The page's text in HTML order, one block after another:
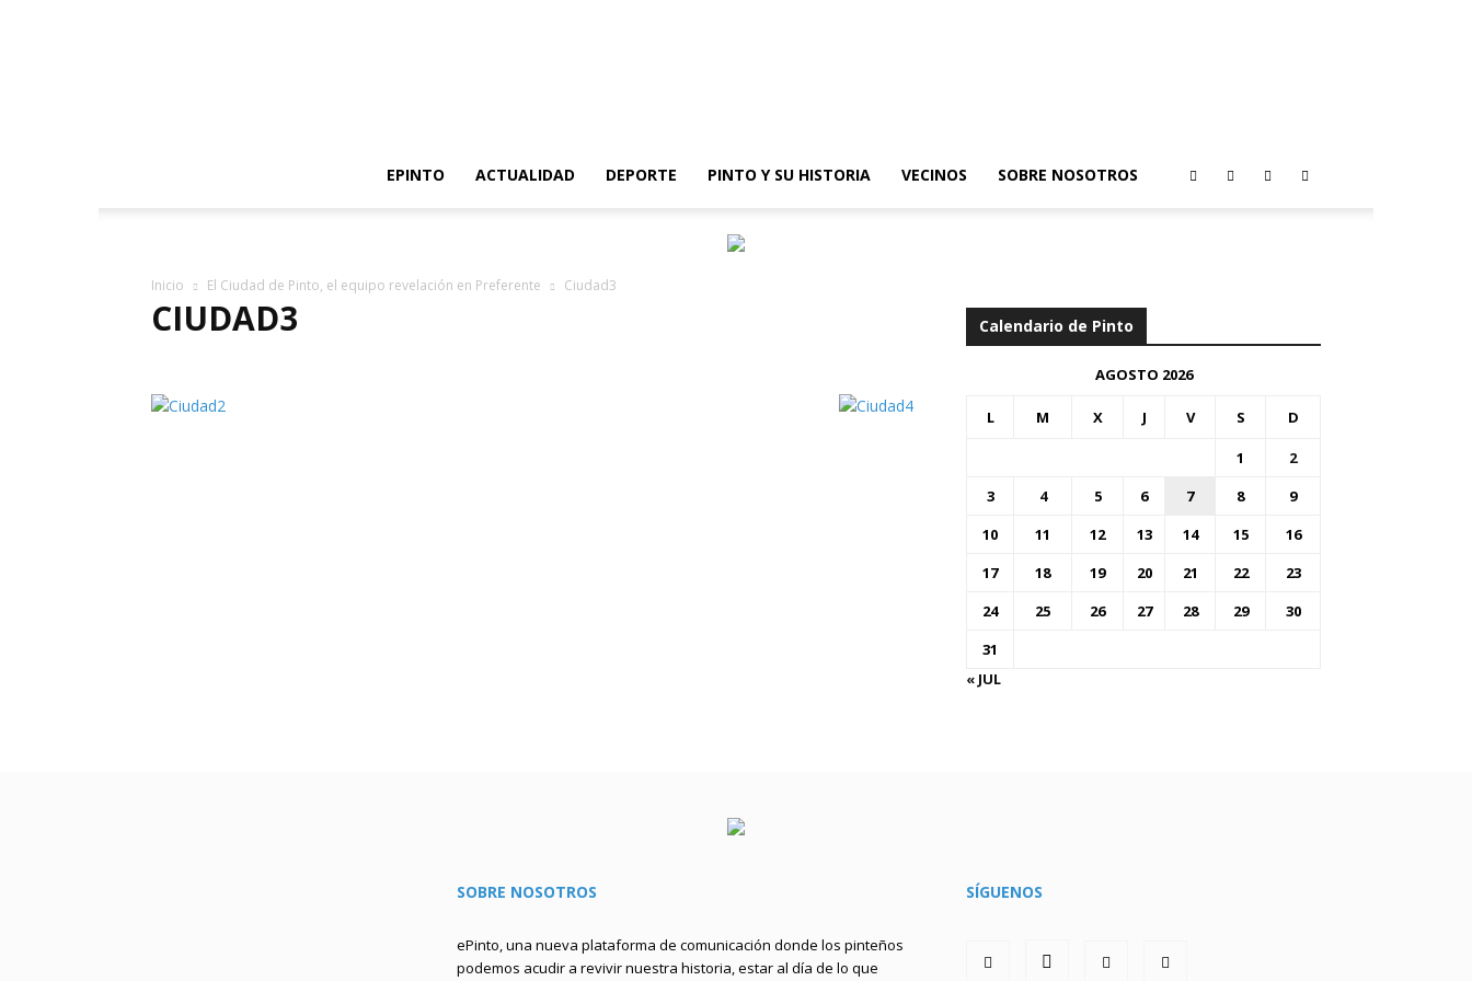
EPINTO
ACTUALIDAD DEPORTE PINTO Y SU HISTORIA VECINOS SOBRE NOSOTROS
Inicio El Ciudad de Pinto, el equipo revelación en Preferente Ciudad3
CIUDAD3 Calendario de Pinto
AGOSTO 2026
L M X J V S D
1
2
3
4 5 6 7 8
9
10
11 12 13 14 15
16
17
18 19 20 21 22
23
24
25 26 27 28 29
30
31
« JUL
SOBRE NOSOTROS
ePinto, una nueva plataforma de comunicación donde los pinteños
podemos acudir a revivir nuestra historia, estar al día de lo que
SÍGUENOS